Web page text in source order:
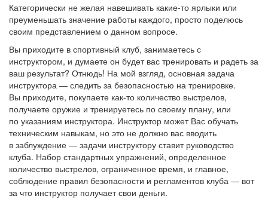
Категорически не желая навешивать какие-то ярлыки или
преуменьшать значение работы каждого, просто поделюсь
своим представлением о данном вопросе.
Вы приходите в спортивный клуб, занимаетесь с
инструктором, и думаете он будет вас тренировать и радеть за
ваш результат? Отнюдь! На мой взгляд, основная задача
инструктора — следить за безопасностью на тренировке.
Вы приходите, покупаете как-то количество выстрелов,
получаете оружие и тренируетесь по своему плану, или
по указаниям инструктора. Инструктор может Вас обучать
техническим навыкам, но это не должно вас вводить
в заблуждение — задачи инструктору ставит руководство
клуба. Набор стандартных упражнений, определенное
количество выстрелов, ограниченное время, и главное,
соблюдение правил безопасности и регламентов клуба — вот
за что инструктор получает свои деньги.